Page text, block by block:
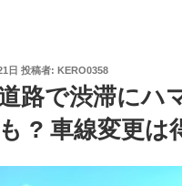
日 投稿者: KERO0358
路で渋滞にハ
? 車線変更は